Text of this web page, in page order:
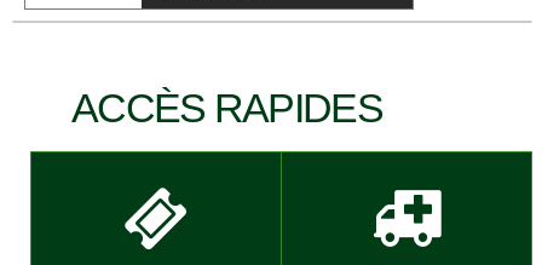
ACCÈS RAPIDES